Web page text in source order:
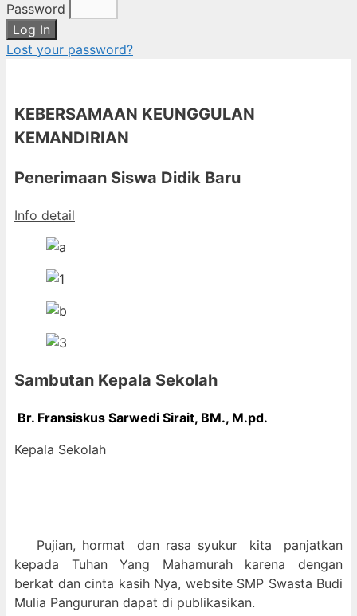
Password
Log In
Lost your password?
KEBERSAMAAN KEUNGGULAN
KEMANDIRIAN
Penerimaan Siswa Didik Baru
Info detail
Sambutan Kepala Sekolah
Br. Fransiskus Sarwedi Sirait, BM., M.pd.
Kepala Sekolah
Pujian, hormat dan rasa syukur kita panjatkan
kepada Tuhan Yang Mahamurah karena dengan
berkat dan cinta kasih Nya, website SMP Swasta Budi
Mulia Pangururan dapat di publikasikan.